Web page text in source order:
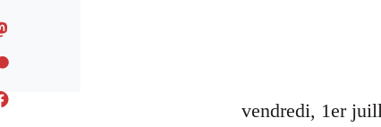
vendredi, 1er